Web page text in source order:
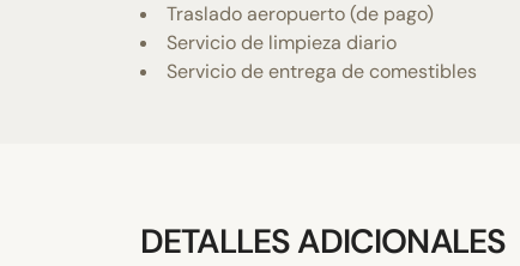
Traslado aeropuerto (de pago)
Servicio de limpieza diario
Servicio de entrega de comestibles
DETALLES ADICIONALES